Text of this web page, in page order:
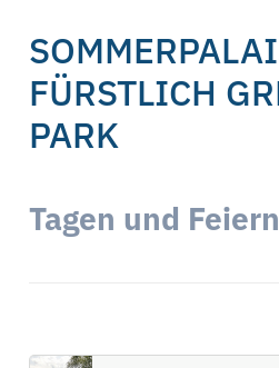
FÜRSTLICH
PARK
Tagen und Feiern